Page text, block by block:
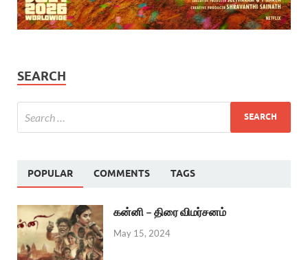
SEARCH
POPULAR COMMENTS TAGS
கன்னி – திரை விமர்சனம்
May 15, 2024